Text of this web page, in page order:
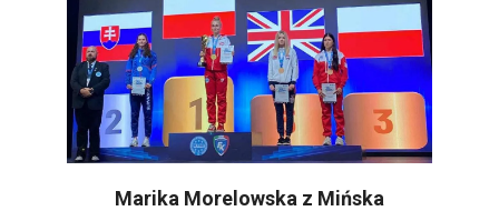
Marika Morelowska z Mińska